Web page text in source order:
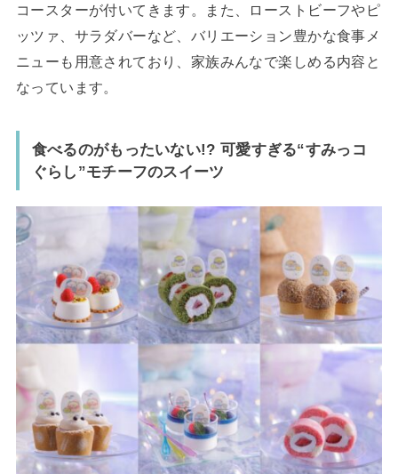
コースターが付いてきます。また、ローストビーフやピ
ッツァ、サラダバーなど、バリエーション豊かな食事メ
ニューも用意されており、家族みんなで楽しめる内容と
なっています。
食べるのがもったいない!? 可愛すぎる“すみっコ
ぐらし”モチーフのスイーツ